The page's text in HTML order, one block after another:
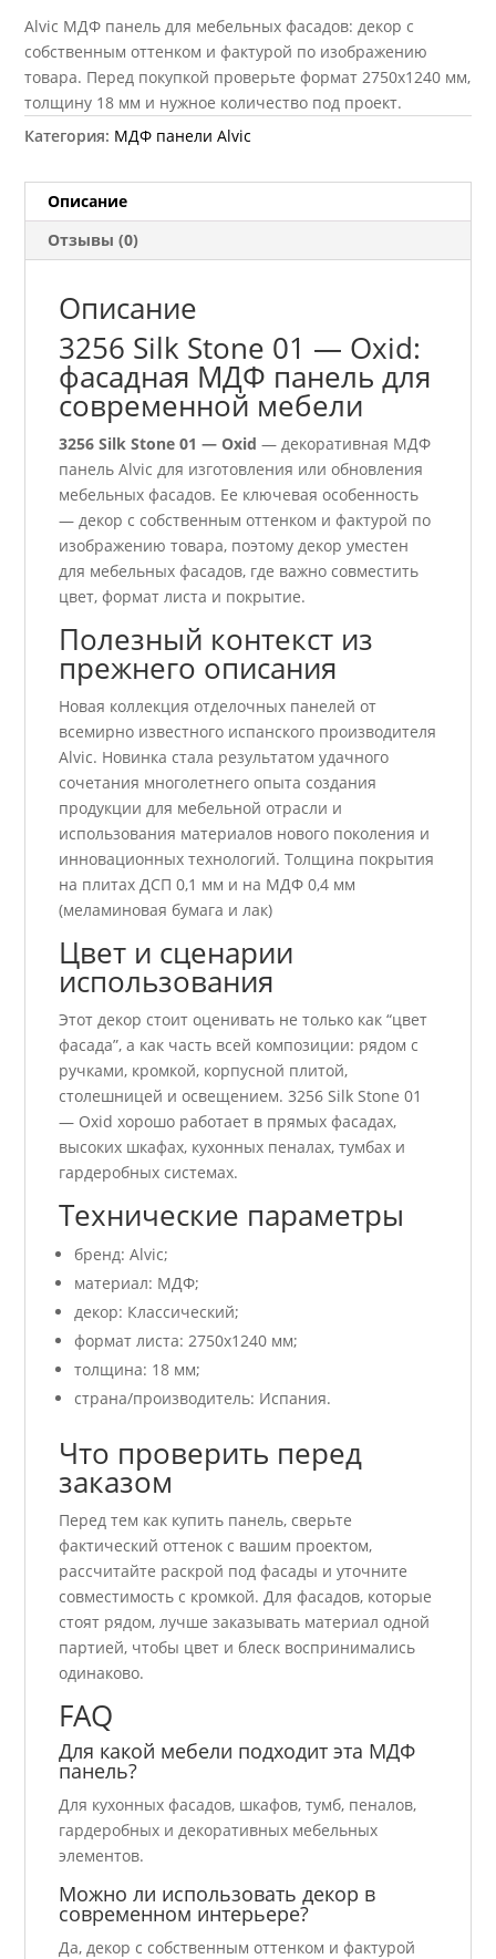
Alvic МДФ панель для мебельных фасадов: декор с
собственным оттенком и фактурой по изображению
товара. Перед покупкой проверьте формат 2750х1240 мм,
толщину 18 мм и нужное количество под проект.
Категория: МДФ панели Alvic
Описание
Отзывы (0)
Описание
3256 Silk Stone 01 — Oxid:
фасадная МДФ панель для
современной мебели
3256 Silk Stone 01 — Oxid — декоративная МДФ
панель Alvic для изготовления или обновления
мебельных фасадов. Ее ключевая особенность
— декор с собственным оттенком и фактурой по
изображению товара, поэтому декор уместен
для мебельных фасадов, где важно совместить
цвет, формат листа и покрытие.
Полезный контекст из
прежнего описания
Новая коллекция отделочных панелей от
всемирно известного испанского производителя
Alvic. Новинка стала результатом удачного
сочетания многолетнего опыта создания
продукции для мебельной отрасли и
использования материалов нового поколения и
инновационных технологий. Толщина покрытия
на плитах ДСП 0,1 мм и на МДФ 0,4 мм
(меламиновая бумага и лак)
Цвет и сценарии
использования
Этот декор стоит оценивать не только как “цвет
фасада”, а как часть всей композиции: рядом с
ручками, кромкой, корпусной плитой,
столешницей и освещением. 3256 Silk Stone 01
— Oxid хорошо работает в прямых фасадах,
высоких шкафах, кухонных пеналах, тумбах и
гардеробных системах.
Технические параметры
бренд: Alvic;
материал: МДФ;
декор: Классический;
формат листа: 2750х1240 мм;
толщина: 18 мм;
страна/производитель: Испания.
Что проверить перед
заказом
Перед тем как купить панель, сверьте
фактический оттенок с вашим проектом,
рассчитайте раскрой под фасады и уточните
совместимость с кромкой. Для фасадов, которые
стоят рядом, лучше заказывать материал одной
партией, чтобы цвет и блеск воспринимались
одинаково.
FAQ
Для какой мебели подходит эта МДФ
панель?
Для кухонных фасадов, шкафов, тумб, пеналов,
гардеробных и декоративных мебельных
элементов.
Можно ли использовать декор в
современном интерьере?
Да, декор с собственным оттенком и фактурой